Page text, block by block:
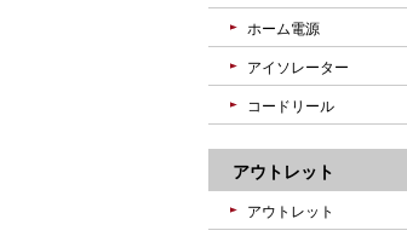
ホーム電源
アイソレーター
コードリール
アウトレット
アウトレット